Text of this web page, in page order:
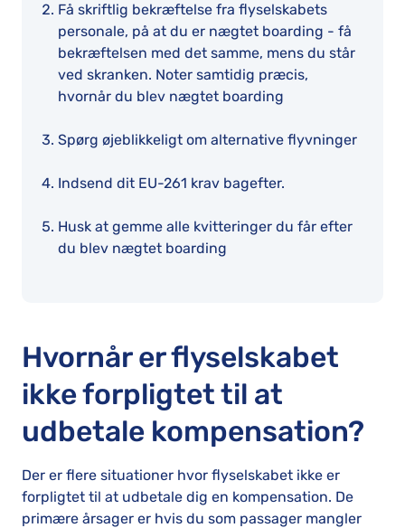
Få skriftlig bekræftelse fra flyselskabets
personale, på at du er nægtet boarding - få
bekræftelsen med det samme, mens du står
ved skranken. Noter samtidig præcis,
hvornår du blev nægtet boarding
Spørg øjeblikkeligt om alternative flyvninger
Indsend dit EU-261 krav bagefter.
Husk at gemme alle kvitteringer du får efter
du blev nægtet boarding
Hvornår er flyselskabet
ikke forpligtet til at
udbetale kompensation?
Der er flere situationer hvor flyselskabet ikke er
forpligtet til at udbetale dig en kompensation. De
primære årsager er hvis du som passager mangler